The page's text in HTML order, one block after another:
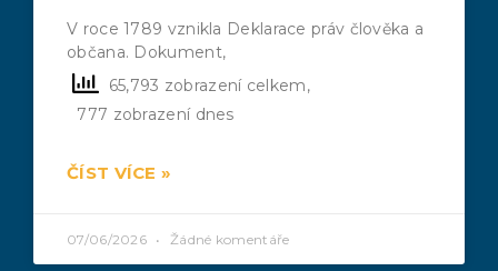
V roce 1789 vznikla Deklarace práv člověka a
občana. Dokument,
65,793 zobrazení celkem,
777 zobrazení dnes
ČÍST VÍCE »
07/06/2026 Žádné komentáře